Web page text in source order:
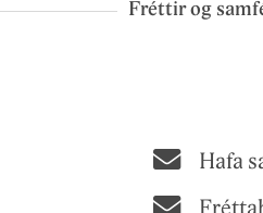
Fréttir og
Hafa